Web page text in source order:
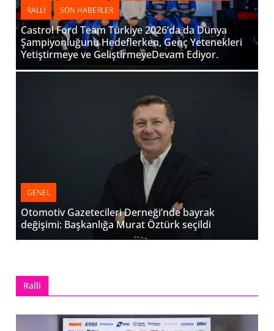
RALLI
SON HABERLER
Castrol Ford Team Türkiye 2026’da da Dünya
Şampiyonluğunu Hedeflerken, Genç Yetenekleri
Yetiştirmeye ve GeliştirmeyeDevam Ediyor.
GENEL
Otomotiv Gazetecileri Derneği’nde bayrak
değişimi: Başkanlığa Murat Öztürk seçildi
Ralli